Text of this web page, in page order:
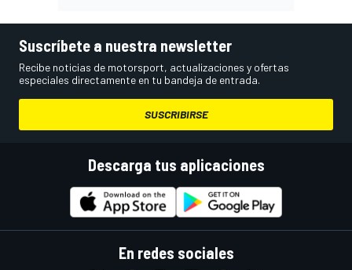
Suscríbete a nuestra newsletter
Recibe noticias de motorsport, actualizaciones y ofertas
especiales directamente en tu bandeja de entrada.
SUSCRIBIRSE
Descarga tus aplicaciones
En redes sociales